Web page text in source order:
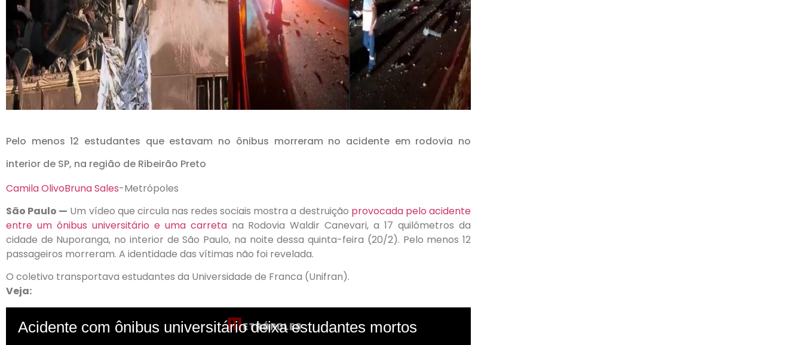
Pelo menos 12 estudantes que estavam no ônibus morreram no acidente em rodovia no
interior de SP, na região de Ribeirão Preto
Camila OlivoBruna Sales-Metrópoles
São Paulo — Um vídeo que circula nas redes sociais mostra a destruição provocada pelo acidente
entre um ônibus universitário e uma carretana Rodovia Waldir Canevari, a 17 quilômetros da
cidade de Nuporanga, no interior de São Paulo, na noite dessa quinta-feira (20/2). Pelo menos 12
passageiros morreram. A identidade das vítimas não foi revelada.
O coletivo transportava estudantes da Universidade de Franca (Unifran).
Veja: